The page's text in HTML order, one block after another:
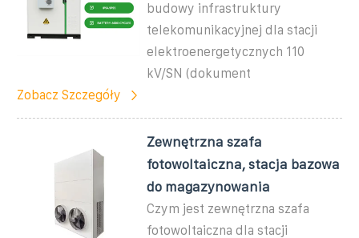
budowy infrastruktury
telekomunikacyjnej dla stacji
elektroenergetycznych 110
kV/SN (dokument
Zobacz Szczegóły
Zewnętrzna szafa
fotowoltaiczna, stacja bazowa
do magazynowania
Czym jest zewnętrzna szafa
fotowoltaiczna dla stacji